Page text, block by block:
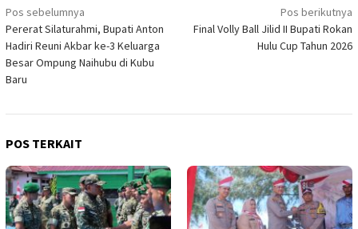
Navigasi
pos
Pos sebelumnya
Pererat Silaturahmi, Bupati Anton
Hadiri Reuni Akbar ke-3 Keluarga
Besar Ompung Naihubu di Kubu
Baru
Pos berikutnya
Final Volly Ball Jilid II Bupati Rokan
Hulu Cup Tahun 2026
POS TERKAIT